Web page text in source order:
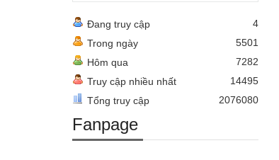
Đang truy cập
4
Trong ngày
5501
Hôm qua
7282
Truy cập nhiều nhất
14495
Tổng truy cập
2076080
Fanpage